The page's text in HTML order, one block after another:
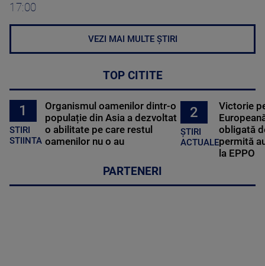
17:00
VEZI MAI MULTE ȘTIRI
TOP CITITE
1
STIRI
STIINTA
Organismul oamenilor dintr-o
populație din Asia a dezvoltat
o abilitate pe care restul
oamenilor nu o au
2
ȘTIRI
ACTUALE
Victorie
obligată
permită
la EPPO
PARTENERI